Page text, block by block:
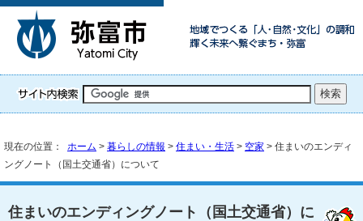
現在の位置： ホーム > 暮らしの情報 > 住まい・生活 > 空家 > 住まいのエンディ
ングノート（国土交通省）について
住まいのエンディングノート（国土交通省）に